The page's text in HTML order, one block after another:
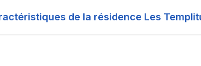
de la résidence Les